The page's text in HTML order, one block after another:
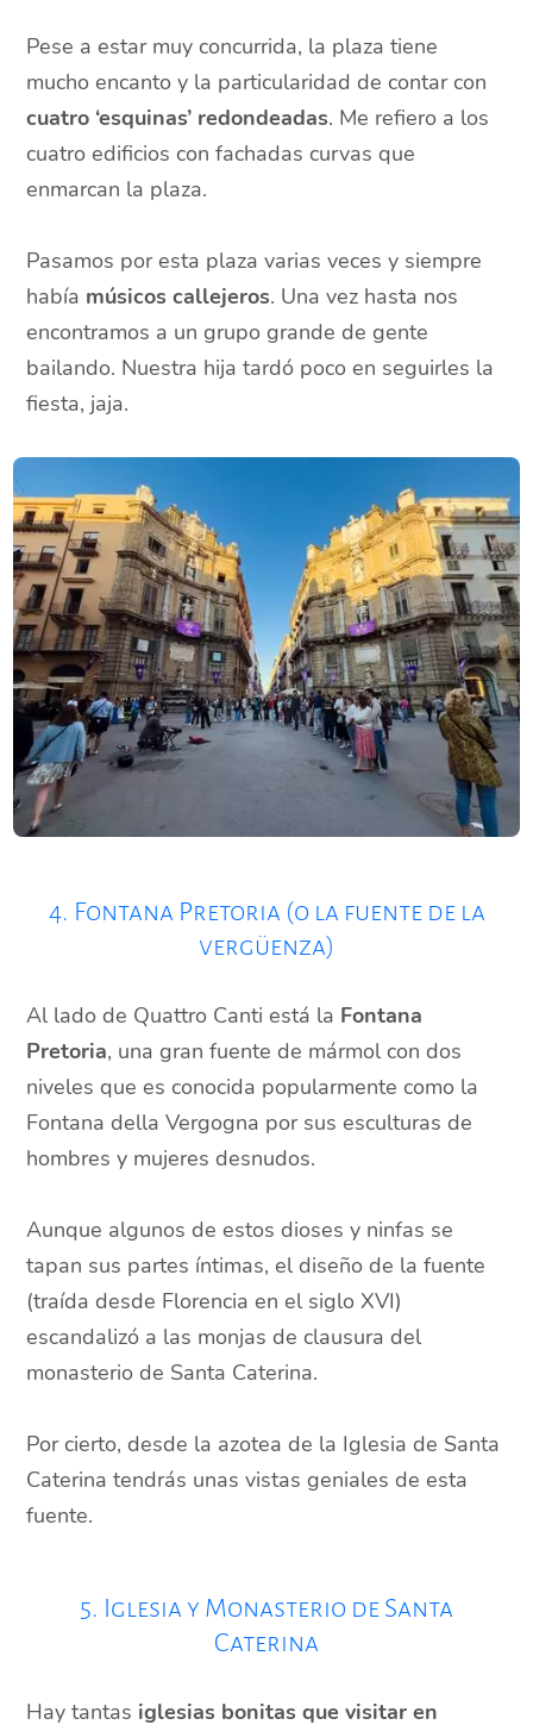
Pese a estar muy concurrida, la plaza tiene
mucho encanto y la particularidad de contar con
cuatro ‘esquinas’ redondeadas. Me refiero a los
cuatro edificios con fachadas curvas que
enmarcan la plaza.
Pasamos por esta plaza varias veces y siempre
había músicos callejeros. Una vez hasta nos
encontramos a un grupo grande de gente
bailando. Nuestra hija tardó poco en seguirles la
fiesta, jaja.
4. Fontana Pretoria (o la fuente de la
vergüenza)
Al lado de Quattro Canti está la Fontana
Pretoria, una gran fuente de mármol con dos
niveles que es conocida popularmente como la
Fontana della Vergogna por sus esculturas de
hombres y mujeres desnudos.
Aunque algunos de estos dioses y ninfas se
tapan sus partes íntimas, el diseño de la fuente
(traída desde Florencia en el siglo XVI)
escandalizó a las monjas de clausura del
monasterio de Santa Caterina.
Por cierto, desde la azotea de la Iglesia de Santa
Caterina tendrás unas vistas geniales de esta
fuente.
5. Iglesia y Monasterio de Santa
Caterina
Hay tantas iglesias bonitas que visitar en